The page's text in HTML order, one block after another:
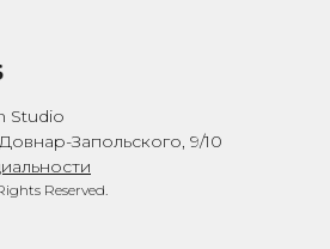
Studio
Запольского, 9/10
Reserved.